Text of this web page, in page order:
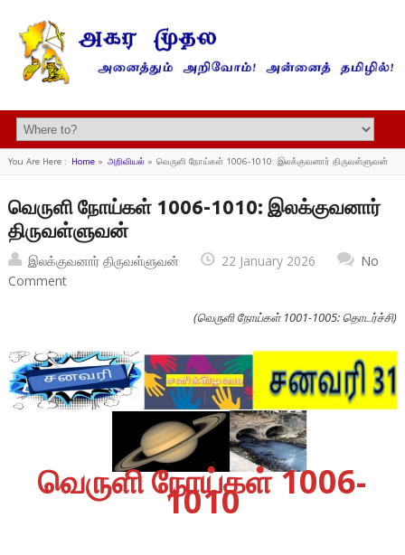
You Are Here : Home» அறிவியல்» வெருளி நோய்கள் 1006-1010: இலக்குவனார் திருவள்ளுவன்
வெருளி நோய்கள் 1006-1010: இலக்குவனார்
திருவள்ளுவன்
இலக்குவனார் திருவள்ளுவன் 22 January 2026
No
Comment
(வெருளி நோய்கள் 1001-1005: தொடர்ச்சி)
வெருளி நோய்கள் 1006-
1010